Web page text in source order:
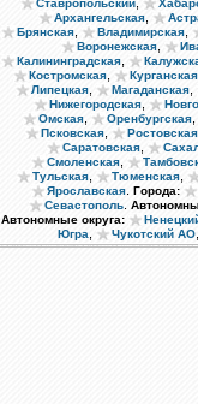
Ставропольский
Архангельская,
Брянская Владимирская
Воронежская,
Калининградская,
Костромская Курганская
Липецкая Магаданская
Нижегородская,
Омская Оренбургская
Псковская, Ростовская,
Саратовская,
Смоленская
Тульская, Тюменская,
Ярославская. Города:
Севастополь.
Автономные округа:
Югра
Чукотский АО